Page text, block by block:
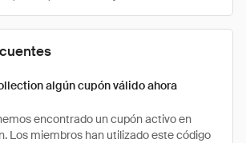
algún cupón válido ahora
encontrado un cupón activo en
Los miembros han utilizado este código